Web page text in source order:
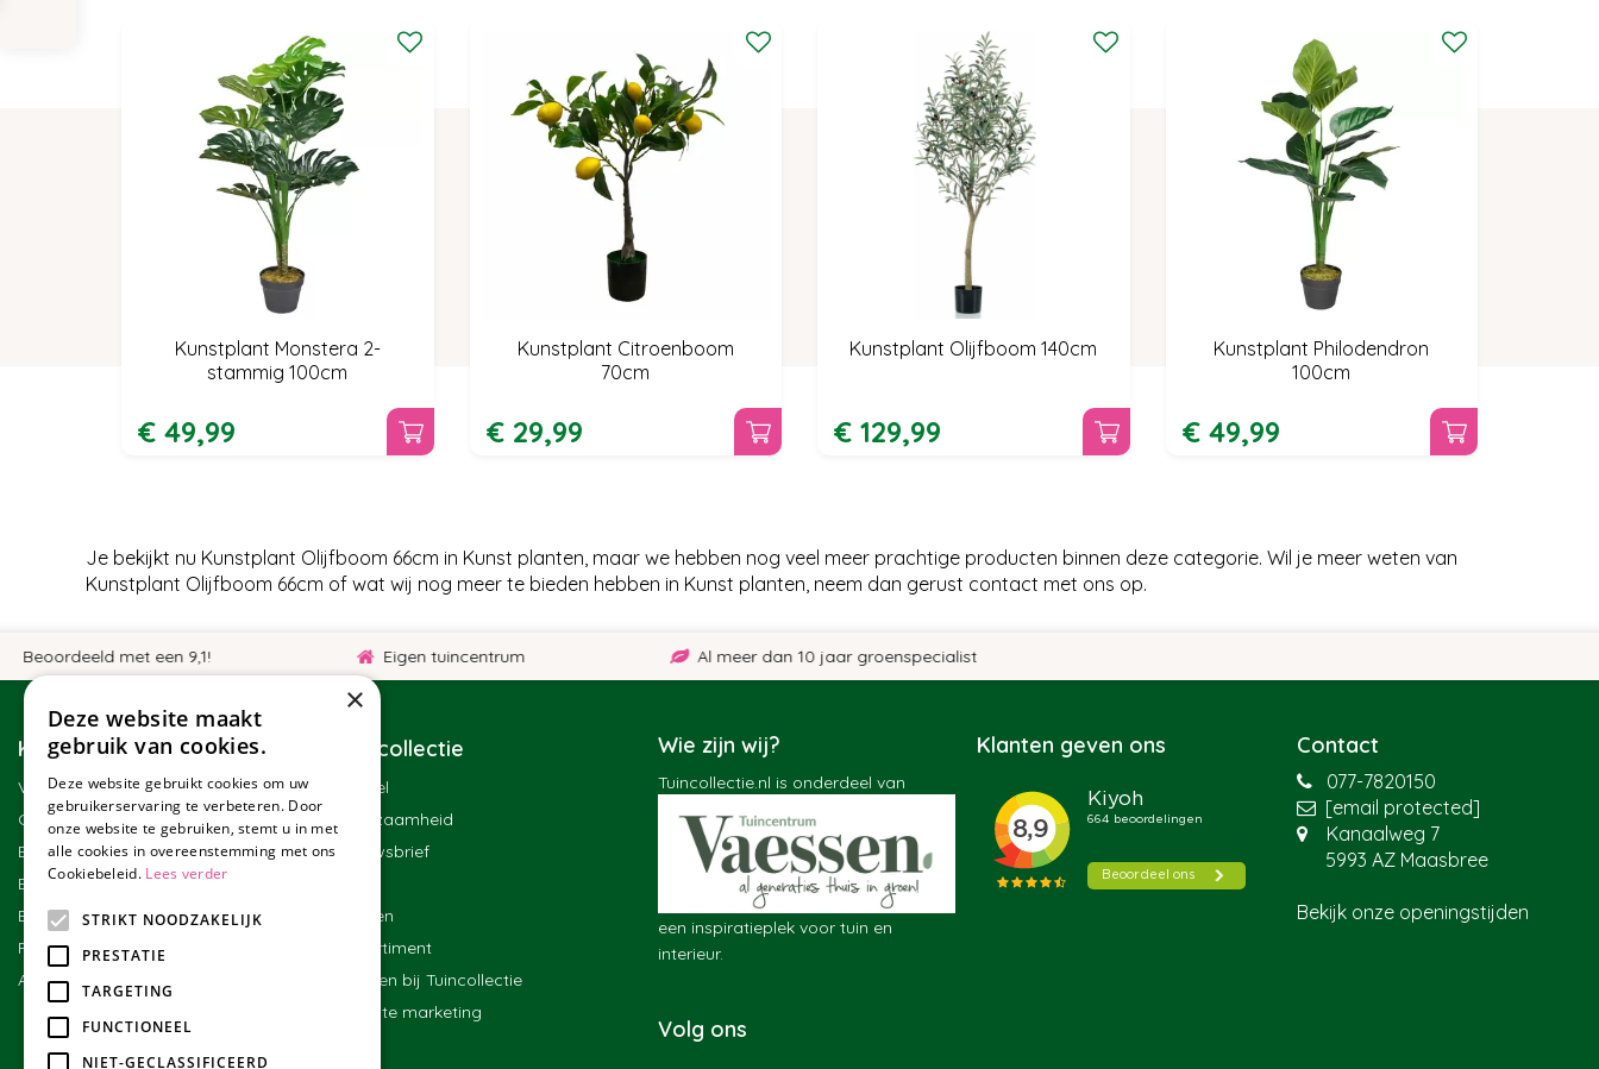
Kunstplant Monstera 2-
stammig 100cm
€ 49,99
Kunstplant Citroenboom
70cm
€ 29,99
Kunstplant Olijfboom 140cm
€ 129,99
Kunstplant Philodendron
100cm
€ 49,99
Je bekijkt nu Kunstplant Olijfboom 66cm in Kunst planten, maar we hebben nog veel meer prachtige producten binnen deze categorie. Wil je meer weten van
Kunstplant Olijfboom 66cm of wat wij nog meer te bieden hebben in Kunst planten, neem dan gerust contact met ons op.
met een 9,1! Eigen tuincentrum Al meer dan 10 jaar groenspecialist
Klantenservice
Veelgestelde vragen
Contact
Bestellen
Bezorgen en afhalen
Betalen
Ruilen en retourneren
Algemene voorwaarden
Tuincollectie
Winkel
Duurzaamheid
Nieuwsbrief
Merken
Assortiment
Werken bij Tuincollectie
Affiliate marketing
Wie zijn wij?
Tuincollectie.nl is onderdeel van
een inspiratieplek voor tuin en
interieur.
Volg ons
Klanten geven ons Contact
077-7820150
[email protected]
Kanaalweg 7
5993 AZ Maasbree
Bekijk onze openingstijden
×
Deze website maakt
gebruik van cookies.
Deze website gebruikt cookies om uw
gebruikerservaring te verbeteren. Door
onze website te gebruiken, stemt u in met
alle cookies in overeenstemming met ons
Cookiebeleid. Lees verder
STRIKT NOODZAKELIJK
PRESTATIE
TARGETING
FUNCTIONEEL
NIET-GECLASSIFICEERD